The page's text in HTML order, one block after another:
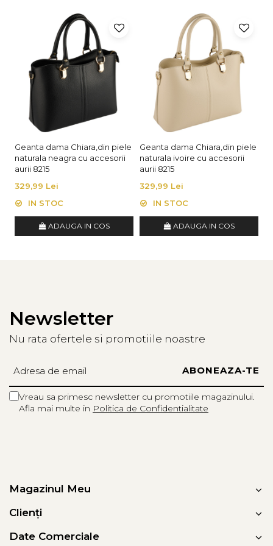
Geanta dama Chiara,din piele
naturala neagra cu accesorii
aurii 8215
329,99 Lei
IN STOC
ADAUGA IN COS
Geanta dama Chiara,din piele
naturala ivoire cu accesorii
aurii 8215
329,99 Lei
IN STOC
ADAUGA IN COS
Newsletter
Nu rata ofertele si promotiile noastre
Vreau sa primesc newsletter cu promotiile magazinului.
Afla mai multe in Politica de Confidentialitate
Magazinul Meu
Clienți
Date Comerciale